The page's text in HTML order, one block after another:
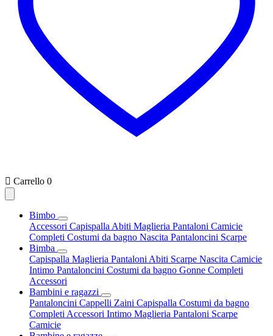
 Carrello 0
Bimbo
Accessori Capispalla Abiti Maglieria Pantaloni Camicie
Completi Costumi da bagno Nascita Pantaloncini Scarpe
Bimba
Capispalla Maglieria Pantaloni Abiti Scarpe Nascita Camicie
Intimo Pantaloncini Costumi da bagno Gonne Completi
Accessori
Bambini e ragazzi
Pantaloncini Cappelli Zaini Capispalla Costumi da bagno
Completi Accessori Intimo Maglieria Pantaloni Scarpe
Camicie